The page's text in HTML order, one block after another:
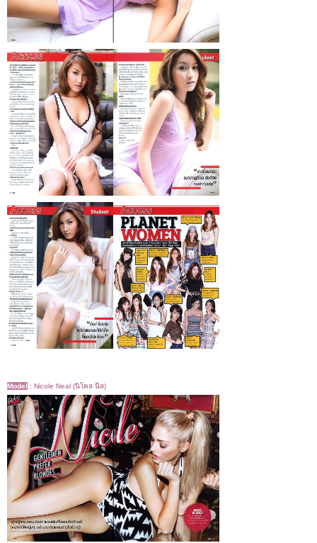
Model : Nicole Neal (นิโคล นีล)